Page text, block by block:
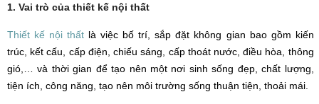
1. Vai trò của thiết kế nội thất
Thiết kế nội thất là việc bố trí, sắp đặt không gian bao gồm kiến
trúc, kết cấu, cấp điện, chiếu sáng, cấp thoát nước, điều hòa, thông
gió,… và thời gian để tạo nên một nơi sinh sống đẹp, chất lượng,
tiện ích, công năng, tạo nên môi trường sống thuận tiện, thoải mái.